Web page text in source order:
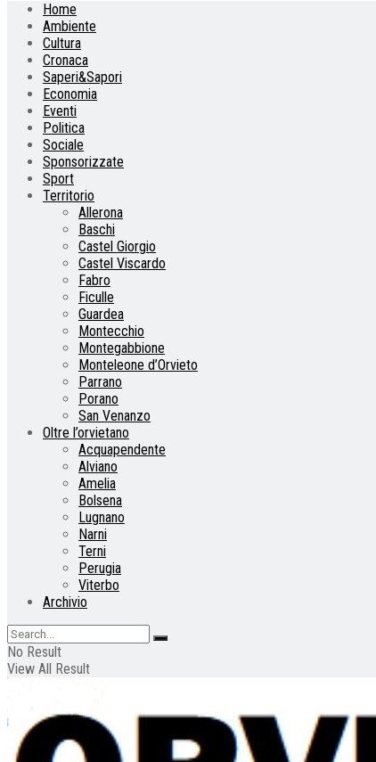
Home
Ambiente
Cultura
Cronaca
Saperi&Sapori
Economia
Eventi
Politica
Sociale
Sponsorizzate
Sport
Territorio
Allerona
Baschi
Castel Giorgio
Castel Viscardo
Fabro
Ficulle
Guardea
Montecchio
Montegabbione
Monteleone d’Orvieto
Parrano
Porano
San Venanzo
Oltre l’orvietano
Acquapendente
Alviano
Amelia
Bolsena
Lugnano
Narni
Terni
Perugia
Viterbo
Archivio
No Result
View All Result